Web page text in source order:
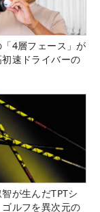
4層フェース」が
速ドライバーの
が生んだTPTシ
ルフを異次元の